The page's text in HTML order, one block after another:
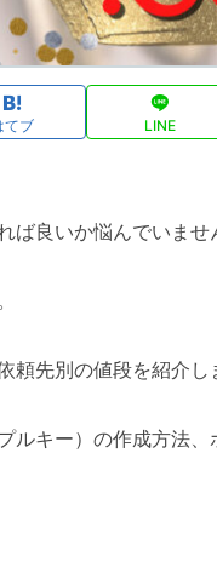
てブ LINE
ば良いか悩んでいませ
先別の値段を紹介し
ルキー）の作成方法